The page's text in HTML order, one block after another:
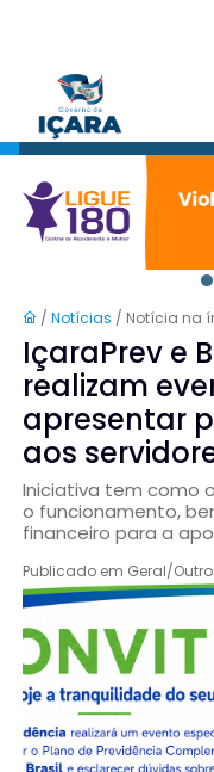
/ Notícias / Notícia na
IçaraPrev e
realizam
apresentar
aos
Iniciativa tem como
o funcionamento,
financeiro para a
Publicado em Geral/